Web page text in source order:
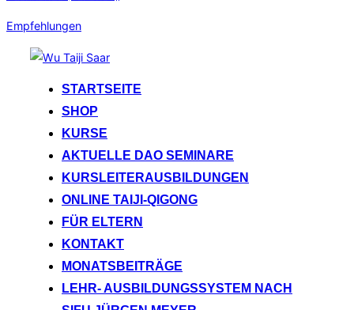
Empfehlungen
springen
STARTSEITE
SHOP
KURSE
AKTUELLE DAO SEMINARE
KURSLEITERAUSBILDUNGEN
ONLINE TAIJI-QIGONG
FÜR ELTERN
KONTAKT
MONATSBEITRÄGE
LEHR- AUSBILDUNGSSYSTEM NACH